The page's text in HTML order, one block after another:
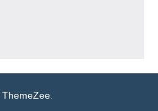
ThemeZee.